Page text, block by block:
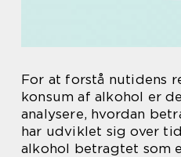
For at forstå nutidens
konsum af alkohol er
analysere, hvordan
har udviklet sig over
alkohol betragtet som